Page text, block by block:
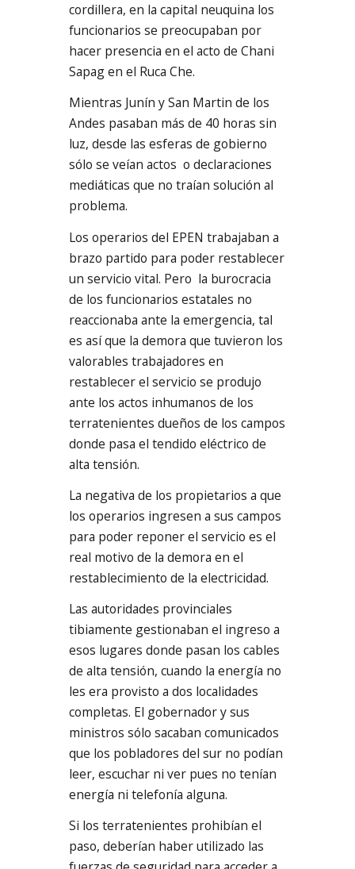
cordillera, en la capital neuquina los
funcionarios se preocupaban por
hacer presencia en el acto de Chani
Sapag en el Ruca Che.
Mientras Junín y San Martin de los
Andes pasaban más de 40 horas sin
luz, desde las esferas de gobierno
sólo se veían actos o declaraciones
mediáticas que no traían solución al
problema.
Los operarios del EPEN trabajaban a
brazo partido para poder restablecer
un servicio vital. Pero la burocracia
de los funcionarios estatales no
reaccionaba ante la emergencia, tal
es así que la demora que tuvieron los
valorables trabajadores en
restablecer el servicio se produjo
ante los actos inhumanos de los
terratenientes dueños de los campos
donde pasa el tendido eléctrico de
alta tensión.
La negativa de los propietarios a que
los operarios ingresen a sus campos
para poder reponer el servicio es el
real motivo de la demora en el
restablecimiento de la electricidad.
Las autoridades provinciales
tibiamente gestionaban el ingreso a
esos lugares donde pasan los cables
de alta tensión, cuando la energía no
les era provisto a dos localidades
completas. El gobernador y sus
ministros sólo sacaban comunicados
que los pobladores del sur no podían
leer, escuchar ni ver pues no tenían
energía ni telefonía alguna.
Si los terratenientes prohibían el
paso, deberían haber utilizado las